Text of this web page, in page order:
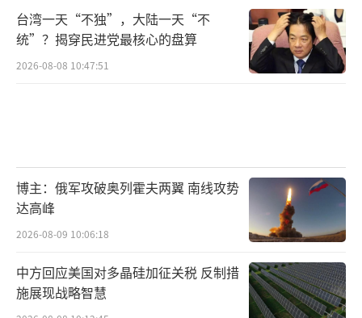
台湾一天“不独”，大陆一天“不
统”？揭穿民进党最核心的盘算
2026-08-08 10:47:51
博主：俄军攻破奥列霍夫两翼 南线攻势
达高峰
2026-08-09 10:06:18
中方回应美国对多晶硅加征关税 反制措
施展现战略智慧